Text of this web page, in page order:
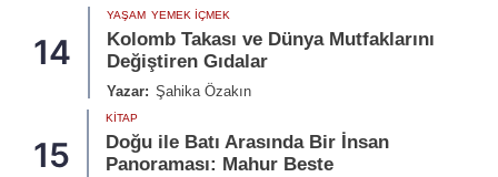
14
YAŞAM YEMEK İÇMEK
Kolomb Takası ve Dünya Mutfaklarını
Değiştiren Gıdalar
Yazar: Şahika Özakın
15
KITAP
Doğu ile Batı Arasında Bir İnsan
Panoraması: Mahur Beste